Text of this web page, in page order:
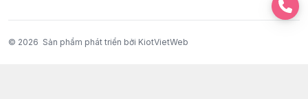
© 2026 Sản phẩm phát triển bởi KiotVietWeb